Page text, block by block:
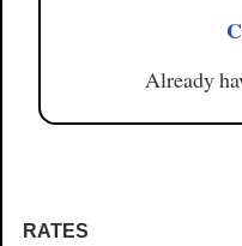
Already
RATES